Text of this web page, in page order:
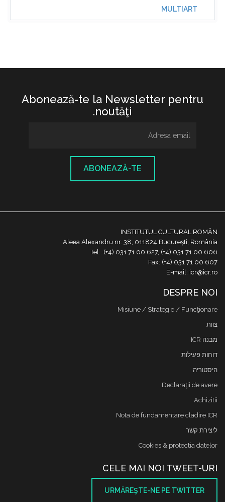
MULTIART
Abonează-te la Newsletter pentru
noutăţi.
ABONEAZĂ-TE
INSTITUTUL CULTURAL ROMÂN
Aleea Alexandru nr. 38, 011824 București, România
Tel.: (+4) 031 71 00 627, (+4) 031 71 00 606
Fax: (+4) 031 71 00 607
E-mail: icr@icr.ro
DESPRE NOI
Misiune / Strategie / Funcţionare
צוות
מבנה ICR
דוחות פעילות
היסטוריה
Declaraţii de avere
Achizitii
Nota de fundamentare cladire ICR
ליצירת קשר
Cookies & protectia datelor
CELE MAI NOI TWEET-URI
URMĂREŞTE-NE PE TWITTER